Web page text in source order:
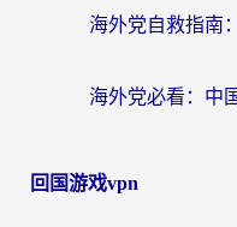
回国游戏vpn